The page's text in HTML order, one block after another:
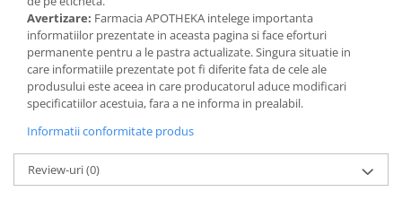
Avertizare: Farmacia APOTHEKA intelege importanta
informatiilor prezentate in aceasta pagina si face eforturi
permanente pentru a le pastra actualizate. Singura situatie in
care informatiile prezentate pot fi diferite fata de cele ale
produsului este aceea in care producatorul aduce modificari
specificatiilor acestuia, fara a ne informa in prealabil.
Informatii conformitate produs
Review-uri(0)